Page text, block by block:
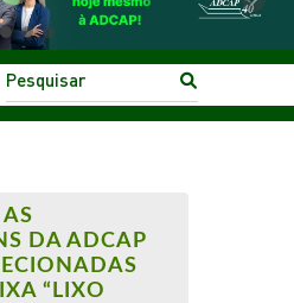
Next
DA ADCAP
“LIXO